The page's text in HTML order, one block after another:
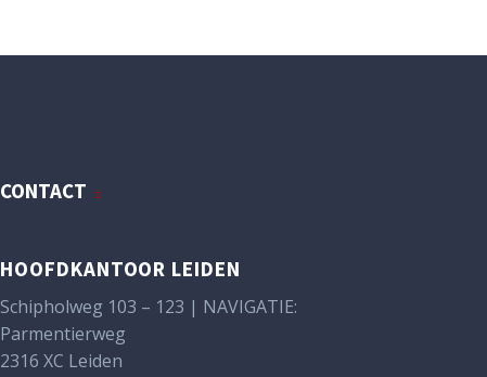
CONTACT
HOOFDKANTOOR LEIDEN
Schipholweg 103 – 123 | NAVIGATIE:
Parmentierweg
2316 XC Leiden